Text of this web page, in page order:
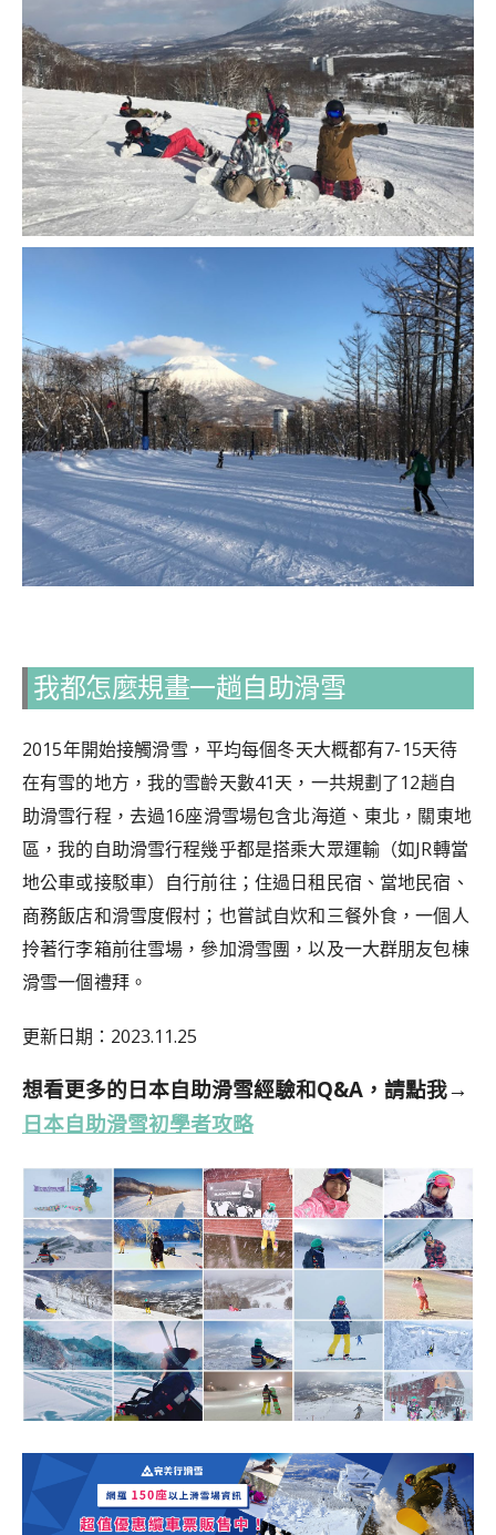
我都怎麼規畫一趟自助滑雪
2015年開始接觸滑雪，平均每個冬天大概都有7-15天待
在有雪的地方，我的雪齡天數41天，一共規劃了12趟自
助滑雪行程，去過16座滑雪場包含北海道、東北，關東地
區，我的自助滑雪行程幾乎都是搭乘大眾運輸（如JR轉當
地公車或接駁車）自行前往；住過日租民宿、當地民宿、
商務飯店和滑雪度假村；也嘗試自炊和三餐外食，一個人
拎著行李箱前往雪場，參加滑雪團，以及一大群朋友包棟
滑雪一個禮拜。
更新日期：2023.11.25
想看更多的日本自助滑雪經驗和Q&A，請點我→
日本自助滑雪初學者攻略